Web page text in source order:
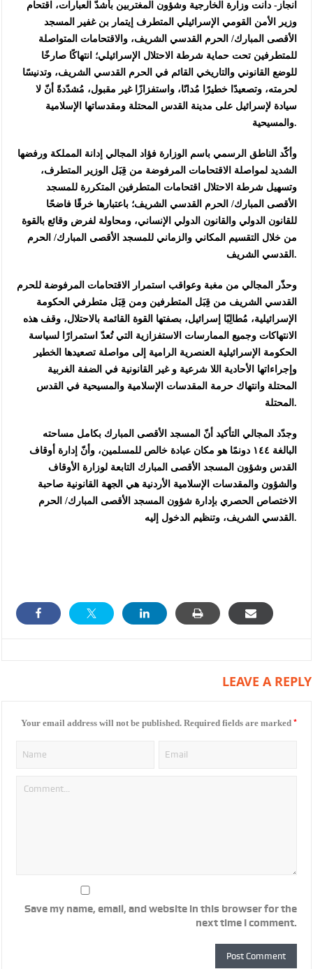
انجاز- دانت وزارة الخارجية وشؤون المغتربين بأشدّ العبارات، اقتحام
وزير الأمن القومي الإسرائيلي المتطرف إيتمار بن غفير المسجد
الأقصى المبارك/ الحرم القدسي الشريف، والاقتحامات المتواصلة
للمتطرفين تحت حماية شرطة الاحتلال الإسرائيلي؛ انتهاكًا صارخًا
للوضع القانوني والتاريخي القائم في الحرم القدسي الشريف، وتدنيسًا
لحرمته، وتصعيدًا خطيرًا مُدانًا، واستفزازًا غير مقبول، مُشدّدةً أنّ لا
سيادة لإسرائيل على مدينة القدس المحتلة ومقدساتها الإسلامية
والمسيحية.
وأكّد الناطق الرسمي باسم الوزارة فؤاد المجالي إدانة المملكة ورفضها
الشديد لمواصلة الاقتحامات المرفوضة من قِبَل الوزير المتطرف،
وتسهيل شرطة الاحتلال اقتحامات المتطرفين المتكررة للمسجد
الأقصى المبارك/ الحرم القدسي الشريف؛ باعتبارها خرقًا فاضحًا
للقانون الدولي والقانون الدولي الإنساني، ومحاولة لفرض وقائع بالقوة
من خلال التقسيم المكاني والزماني للمسجد الأقصى المبارك/ الحرم
القدسي الشريف.
وحذّر المجالي من مغبة وعواقب استمرار الاقتحامات المرفوضة للحرم
القدسي الشريف من قِبَل المتطرفين ومن قِبَل متطرفي الحكومة
الإسرائيلية، مُطالِبًا إسرائيل، بصفتها القوة القائمة بالاحتلال، وقف هذه
الانتهاكات وجميع الممارسات الاستفزازية التي تُعدّ استمرارًا لسياسة
الحكومة الإسرائيلية العنصرية الرامية إلى مواصلة تصعيدها الخطير
وإجراءاتها الأحادية اللا شرعية و غير القانونية في الضفة الغربية
المحتلة وانتهاك حرمة المقدسات الإسلامية والمسيحية في القدس
المحتلة.
وجدّد المجالي التأكيد أنّ المسجد الأقصى المبارك بكامل مساحته
البالغة ١٤٤ دونمًا هو مكان عبادة خالص للمسلمين، وأنّ إدارة أوقاف
القدس وشؤون المسجد الأقصى المبارك التابعة لوزارة الأوقاف
والشؤون والمقدسات الإسلامية الأردنية هي الجهة القانونية صاحبة
الاختصاص الحصري بإدارة شؤون المسجد الأقصى المبارك/ الحرم
القدسي الشريف، وتنظيم الدخول إليه.
LEAVE A REPLY
Your email address will not be published. Required fields are marked *
Save my name, email, and website in this browser for the
next time I comment.